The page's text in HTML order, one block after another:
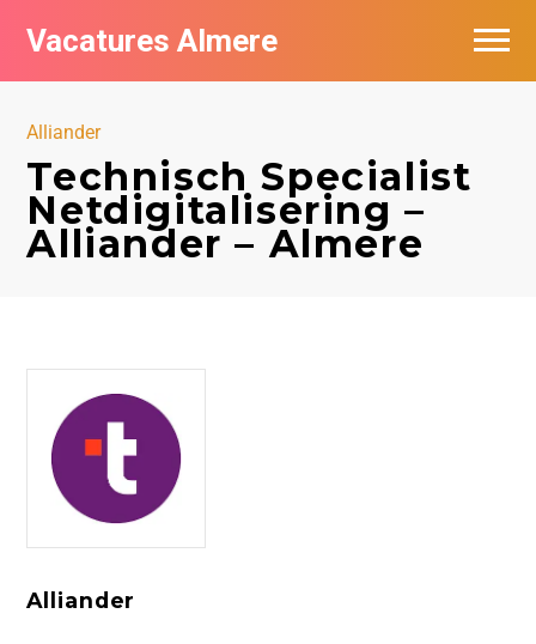
Vacatures Almere
Alliander
Technisch Specialist
Netdigitalisering –
Alliander – Almere
Alliander
Vacatures per bedrijf
Nieuwsbrief feed